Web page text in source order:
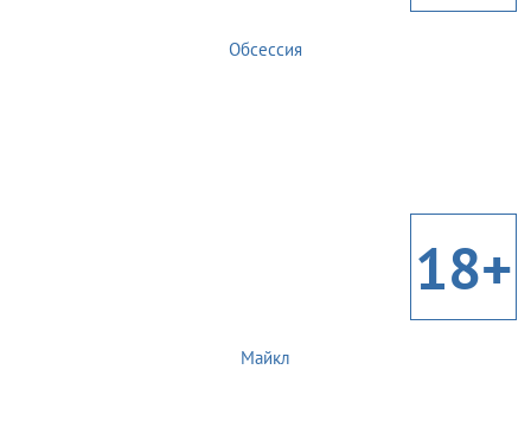
Обсессия
18+
Майкл